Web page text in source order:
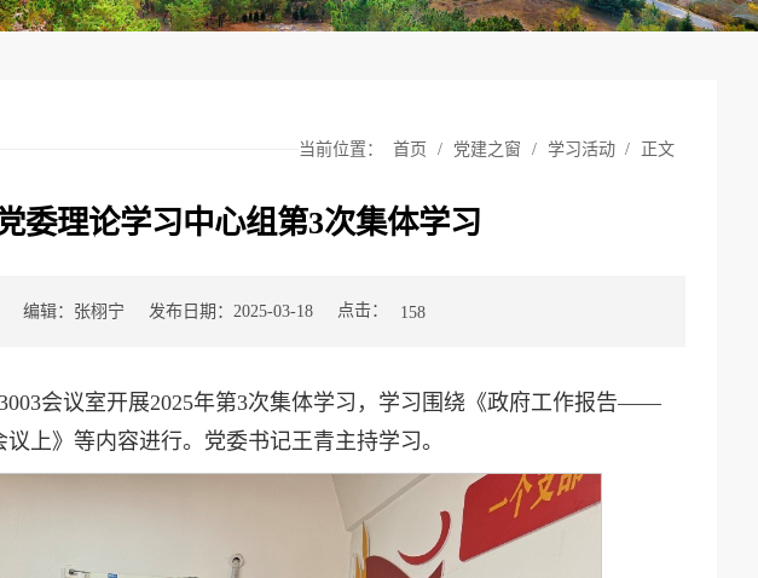
当前位置： 首页 / 党建之窗 / 学习活动 / 正文
委理论学习中心组第3次集体学习
编辑：张栩宁 发布日期：2025-03-18 点击： 158
会议室开展2025年第3次集体学习，学习围绕《政府工作报告——
上》等内容进行。党委书记王青主持学习。